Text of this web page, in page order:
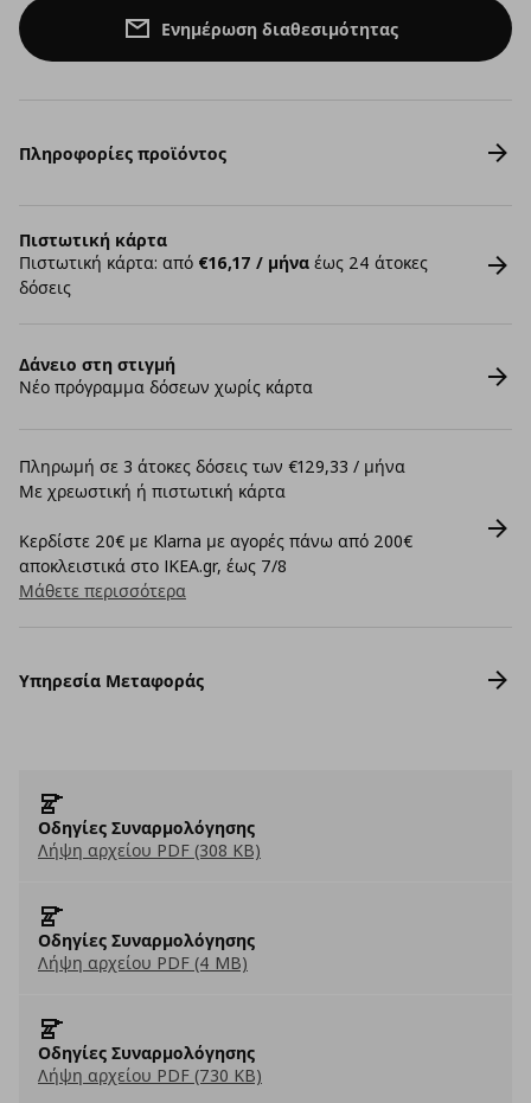
Ενημέρωση διαθεσιμότητας
Πληροφορίες προϊόντος
Πιστωτική κάρτα
Πιστωτική κάρτα: από €16,17 / μήνα έως 24 άτοκες
δόσεις
Δάνειο στη στιγμή
Νέο πρόγραμμα δόσεων χωρίς κάρτα
Πληρωμή σε 3 άτοκες δόσεις των €129,33 / μήνα
Με χρεωστική ή πιστωτική κάρτα
Κερδίστε 20€ με Klarna με αγορές πάνω από 200€
αποκλειστικά στο IKEA.gr, έως 7/8
Μάθετε περισσότερα
Υπηρεσία Μεταφοράς
Οδηγίες Συναρμολόγησης
Λήψη αρχείου PDF (308 KB)
Οδηγίες Συναρμολόγησης
Λήψη αρχείου PDF (4 MB)
Οδηγίες Συναρμολόγησης
Λήψη αρχείου PDF (730 KB)